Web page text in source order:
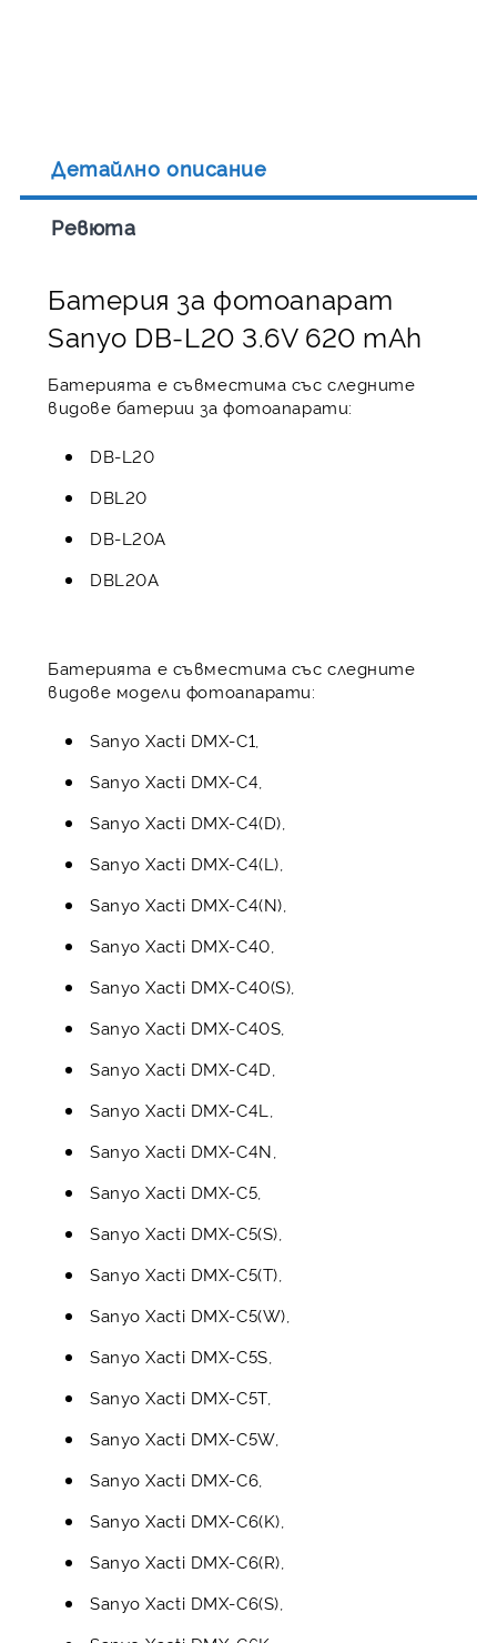
Детайлно описание
Ревюта
Батерия за фотоапарат
Sanyo DB-L20 3.6V 620 mAh
Батерията е съвместима със следните
видове батерии за фотоапарати:
DB-L20
DBL20
DB-L20A
DBL20A
Батерията е съвместима със следните
видове модели фотоапарати:
Sanyo Xacti DMX-C1,
Sanyo Xacti DMX-C4,
Sanyo Xacti DMX-C4(D),
Sanyo Xacti DMX-C4(L),
Sanyo Xacti DMX-C4(N),
Sanyo Xacti DMX-C40,
Sanyo Xacti DMX-C40(S),
Sanyo Xacti DMX-C40S,
Sanyo Xacti DMX-C4D,
Sanyo Xacti DMX-C4L,
Sanyo Xacti DMX-C4N,
Sanyo Xacti DMX-C5,
Sanyo Xacti DMX-C5(S),
Sanyo Xacti DMX-C5(T),
Sanyo Xacti DMX-C5(W),
Sanyo Xacti DMX-C5S,
Sanyo Xacti DMX-C5T,
Sanyo Xacti DMX-C5W,
Sanyo Xacti DMX-C6,
Sanyo Xacti DMX-C6(K),
Sanyo Xacti DMX-C6(R),
Sanyo Xacti DMX-C6(S),